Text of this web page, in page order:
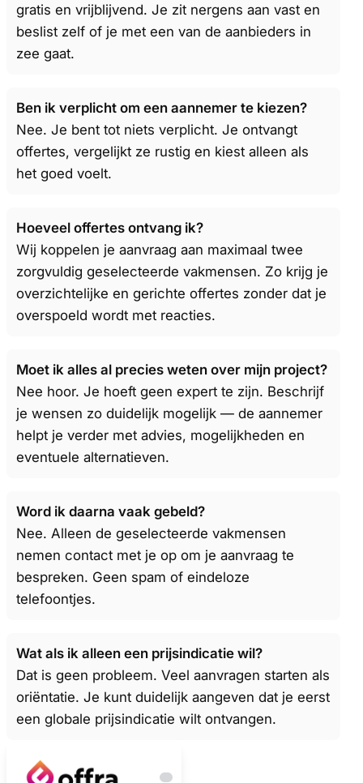
gratis en vrijblijvend. Je zit nergens aan vast en
beslist zelf of je met een van de aanbieders in
zee gaat.
Ben ik verplicht om een aannemer te kiezen?
Nee. Je bent tot niets verplicht. Je ontvangt
offertes, vergelijkt ze rustig en kiest alleen als
het goed voelt.
Hoeveel offertes ontvang ik?
Wij koppelen je aanvraag aan maximaal twee
zorgvuldig geselecteerde vakmensen. Zo krijg je
overzichtelijke en gerichte offertes zonder dat je
overspoeld wordt met reacties.
Moet ik alles al precies weten over mijn project?
Nee hoor. Je hoeft geen expert te zijn. Beschrijf
je wensen zo duidelijk mogelijk — de aannemer
helpt je verder met advies, mogelijkheden en
eventuele alternatieven.
Word ik daarna vaak gebeld?
Nee. Alleen de geselecteerde vakmensen
nemen contact met je op om je aanvraag te
bespreken. Geen spam of eindeloze
telefoontjes.
Wat als ik alleen een prijsindicatie wil?
Dat is geen probleem. Veel aanvragen starten als
oriëntatie. Je kunt duidelijk aangeven dat je eerst
een globale prijsindicatie wilt ontvangen.